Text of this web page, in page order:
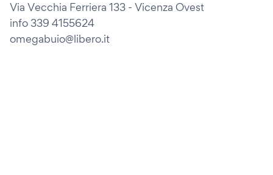
Via Vecchia Ferriera 133 - Vicenza Ovest
info 339 4155624
omegabuio@libero.it